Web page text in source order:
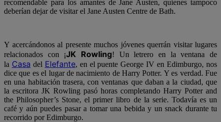
recomendable para los amantes de Jane Austen, quienes tampoco
deberían dejar de visitar el Jane Austen Centre de Bath.
Y acercándonos al presente muchos jóvenes querrán visitar lugares
relacionados con ¡JK Rowling! Un letrero en la ventana de
la Casa del Elefante, en el puente George IV en Edimburgo, nos
dice que es el lugar de nacimiento de Harry Potter. Y es verdad. Fue
en una habitación trasera, con ventanas que daban a la ciudad, que
la escritora JK Rowling pasó horas completando Harry Potter and
the Philosopher’s Stone, el primer libro de la serie. Todavía es un
café y aún puedes pasar a tomar una bebida y un snack durante tu
recorrido por Edimburgo.